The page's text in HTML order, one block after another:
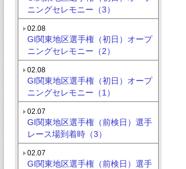
ニングセレモニー（3）
02.08
GI関東地区選手権（初日）オープ
ニングセレモニー（2）
02.08
GI関東地区選手権（初日）オープ
ニングセレモニー（1）
02.07
GI関東地区選手権（前検日）選手
レース場到着時（3）
02.07
GI関東地区選手権（前検日）選手